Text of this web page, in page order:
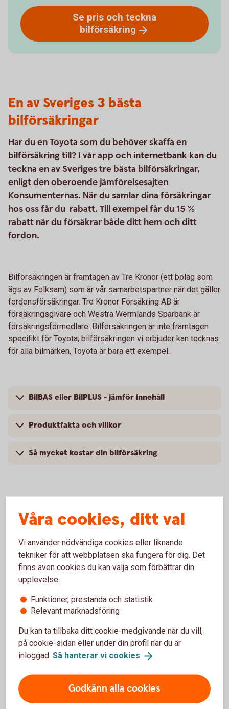
Se pris och teckna
bilförsäkring
En av Sveriges 3 bästa
bilförsäkringar
Har du en Toyota som du behöver skaffa en
bilförsäkring till? I vår app och internetbank kan du
teckna en av Sveriges tre bästa bilförsäkringar,
enligt den oberoende jämförelsesajten
Konsumenternas. När du samlar dina försäkringar
hos oss får du rabatt. Till exempel får du 15 %
rabatt när du försäkrar både ditt hem och ditt
fordon.
Bilförsäkringen är framtagen av Tre Kronor (ett bolag som
ägs av Folksam) som är vår samarbetspartner när det gäller
fordonsförsäkringar. Tre Kronor Försäkring AB är
försäkringsgivare och Westra Wermlands Sparbank är
försäkringsförmedlare. Bilförsäkringen är inte framtagen
specifikt för Toyota; bilförsäkringen vi erbjuder kan tecknas
för alla bilmärken, Toyota är bara ett exempel.
BilBAS eller BilPLUS - jämför innehåll
Produktfakta och villkor
Så mycket kostar din bilförsäkring
Vanliga frågor om att försäkra
Trafik, hel och halv – vad är det för skillnad på
försäkringarna?
När slutar den tidigare ägarens försäkring att
gälla?
Om man övningskör och olyckan är framme,
täcker bilförsäkringen då?
Gäller bilförsäkringen utanför Sverige?
Täcker försäkringen viltolyckor?
Våra cookies, ditt val
Vi använder nödvändiga cookies eller liknande
tekniker för att webbplatsen ska fungera för dig. Det
finns även cookies du kan välja som förbättrar din
upplevelse:
Funktioner, prestanda och statistik
Relevant marknadsföring
Du kan ta tillbaka ditt cookie-medgivande när du vill,
på cookie-sidan eller under din profil när du är
inloggad. Så hanterar vi cookies .
Godkänn alla cookies